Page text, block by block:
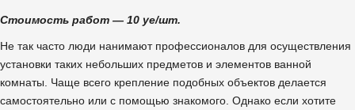
Стоимость работ — 10 уе/шт.
Не так часто люди нанимают профессионалов для осуществления
установки таких небольших предметов и элементов ванной
комнаты. Чаще всего крепление подобных объектов делается
самостоятельно или с помощью знакомого. Однако если хотите